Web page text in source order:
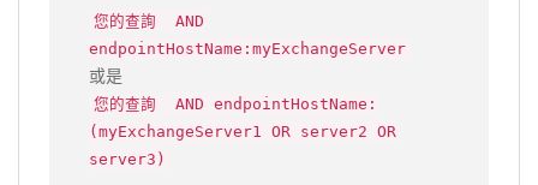
您的查詢
AND
endpointHostName:myExchangeServer
或是
您的查詢
AND endpointHostName:
(myExchangeServer1 OR server2 OR
server3)